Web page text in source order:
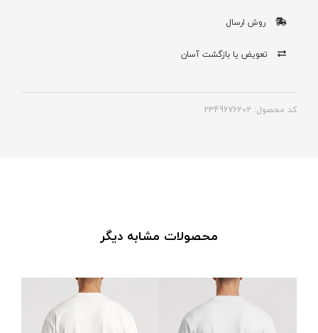
روش ارسال
تعویض یا بازگشت آسان
کد محصول: 2349676202
محصولات مشابه دیگر